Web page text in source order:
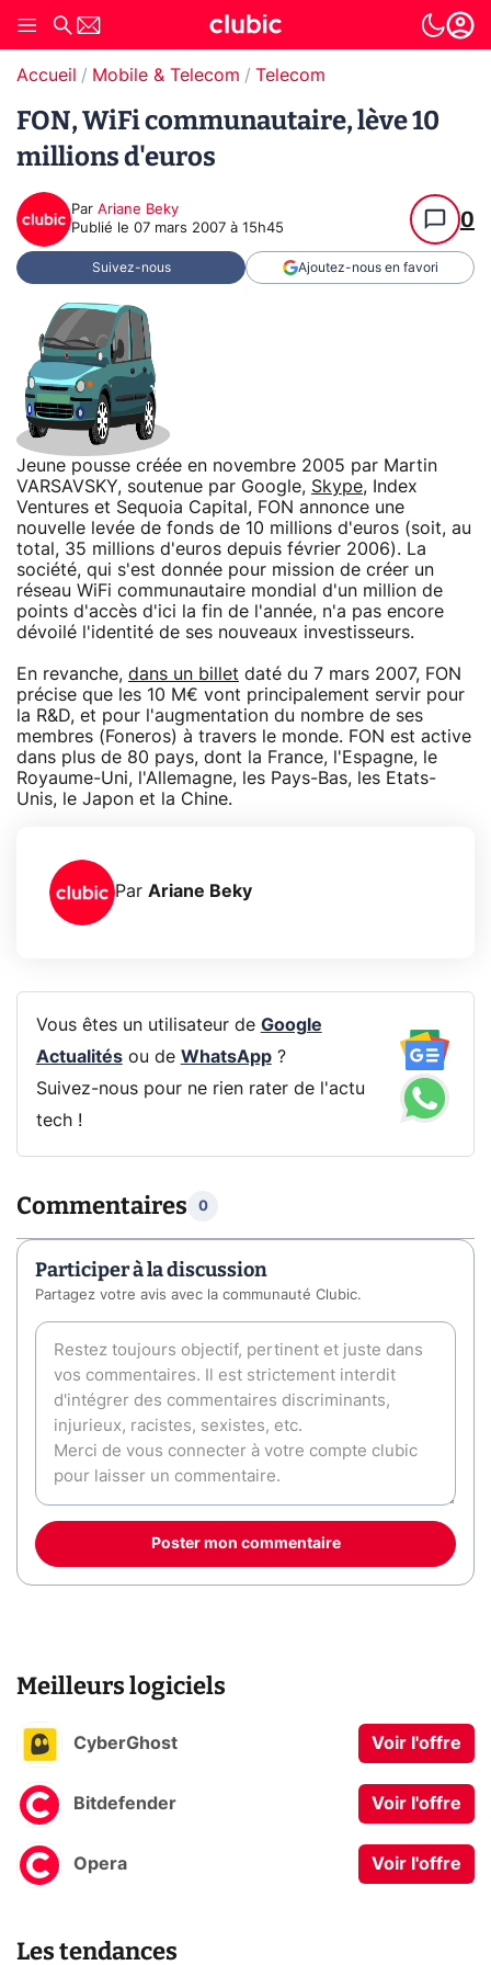
Accueil Mobile & Telecom Telecom
FON, WiFi communautaire, lève 10
millions d'euros
Par Ariane Beky
Publié le 07 mars 2007 à 15h45 0
Suivez-nous Ajoutez-nous en favori
Jeune pousse créée en novembre 2005 par Martin
VARSAVSKY, soutenue par Google, Skype, Index
Ventures et Sequoia Capital, FON annonce une
nouvelle levée de fonds de 10 millions d'euros (soit, au
total, 35 millions d'euros depuis février 2006). La
société, qui s'est donnée pour mission de créer un
réseau WiFi communautaire mondial d'un million de
points d'accès d'ici la fin de l'année, n'a pas encore
dévoilé l'identité de ses nouveaux investisseurs.
En revanche, dans un billet daté du 7 mars 2007, FON
précise que les 10 M€ vont principalement servir pour
la R&D, et pour l'augmentation du nombre de ses
membres (Foneros) à travers le monde. FON est active
dans plus de 80 pays, dont la France, l'Espagne, le
Royaume-Uni, l'Allemagne, les Pays-Bas, les Etats-
Unis, le Japon et la Chine.
Par Ariane Beky
Vous êtes un utilisateur de Google
Actualitésou de WhatsApp?
Suivez-nous pour ne rien rater de l'actu
tech !
Commentaires 0
Participer à la discussion
Partagez votre avis avec la communauté Clubic.
Poster mon commentaire
Meilleurs logiciels
CyberGhost Voir l'offre
Bitdefender Voir l'offre
Opera Voir l'offre
Les tendances